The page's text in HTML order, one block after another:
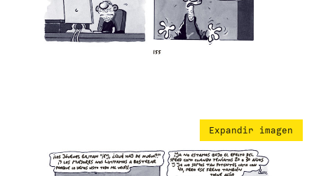
Expandir imagen